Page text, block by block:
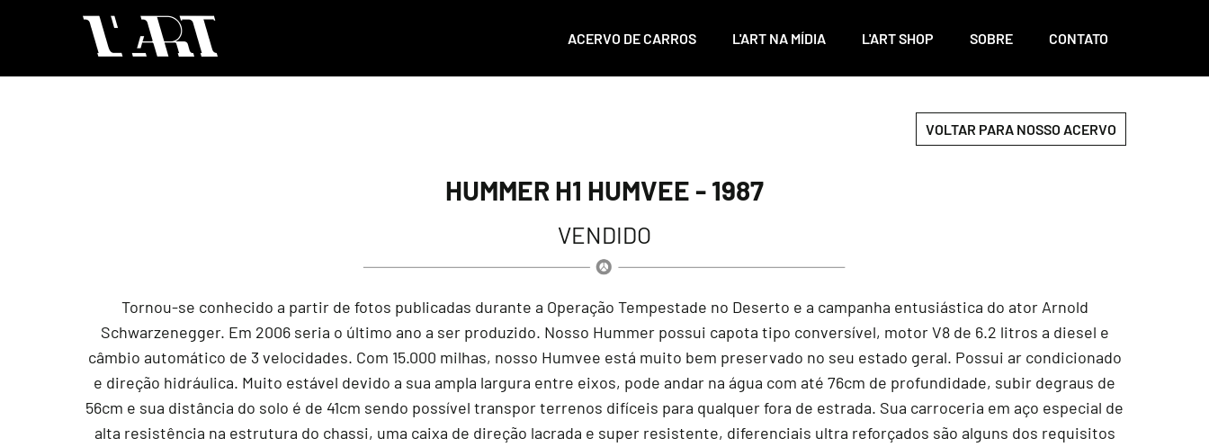
ACERVO DE CARROS L'ART NA MÍDIA L'ART SHOP SOBRE CONTATO
VOLTAR PARA NOSSO ACERVO
HUMMER H1 HUMVEE - 1987
VENDIDO
Tornou-se conhecido a partir de fotos publicadas durante a Operação Tempestade no Deserto e a campanha entusiástica do ator Arnold
Schwarzenegger. Em 2006 seria o último ano a ser produzido. Nosso Hummer possui capota tipo conversível, motor V8 de 6.2 litros a diesel e
câmbio automático de 3 velocidades. Com 15.000 milhas, nosso Humvee está muito bem preservado no seu estado geral. Possui ar condicionado
e direção hidráulica. Muito estável devido a sua ampla largura entre eixos, pode andar na água com até 76cm de profundidade, subir degraus de
56cm e sua distância do solo é de 41cm sendo possível transpor terrenos difíceis para qualquer fora de estrada. Sua carroceria em aço especial de
alta resistência na estrutura do chassi, uma caixa de direção lacrada e super resistente, diferenciais ultra reforçados são alguns dos requisitos